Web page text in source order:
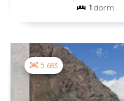
1 dorm.
5.683